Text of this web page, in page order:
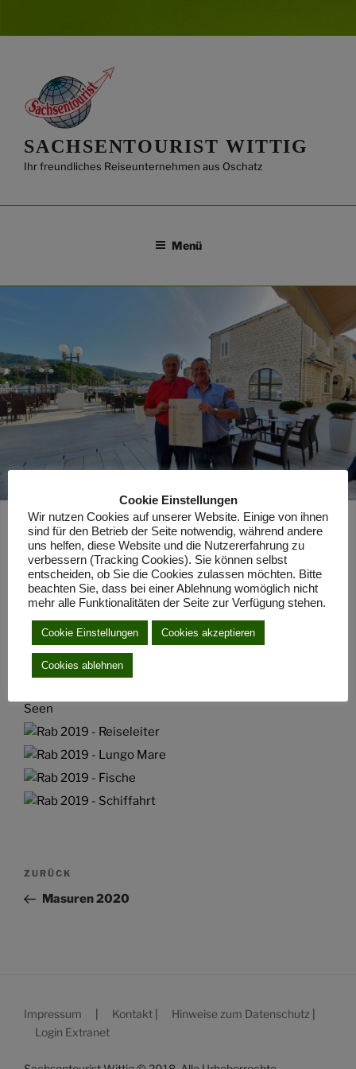
springen
SACHSENTOURIST WITTIG
Ihr freundliches Reiseunternehmen aus Oschatz
Menü
Beitragsnavigation
Vorheriger
Beitrag
ZURÜCK
Masuren 2020
Impressum Kontakt Hinweise zum Datenschutz
Login Extranet
Cookie Einstellungen
Wir nutzen Cookies auf unserer Website. Einige von ihnen
sind für den Betrieb der Seite notwendig, während andere
uns helfen, diese Website und die Nutzererfahrung zu
verbessern (Tracking Cookies). Sie können selbst
entscheiden, ob Sie die Cookies zulassen möchten. Bitte
beachten Sie, dass bei einer Ablehnung womöglich nicht
mehr alle Funktionalitäten der Seite zur Verfügung stehen.
Cookie Einstellungen Cookies akzeptieren
Cookies ablehnen